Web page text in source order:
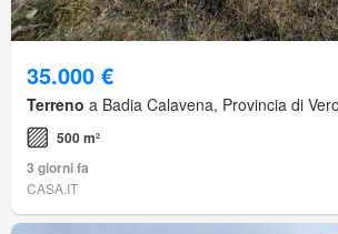
35.000 €
Terreno a Badia Calavena, Provincia di
500 m²
3 giorni fa
CASA.IT